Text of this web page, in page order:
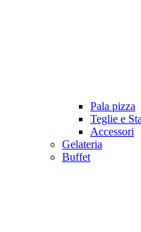
Pala pizza
Teglie e
Accessori
Gelateria
Buffet